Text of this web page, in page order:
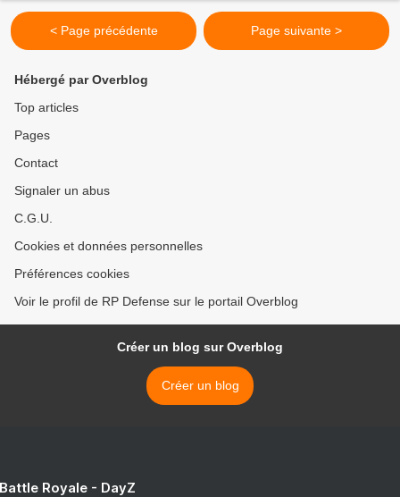
< Page précédente Page suivante >
Hébergé par Overblog
Top articles
Pages
Contact
Signaler un abus
C.G.U.
Cookies et données personnelles
Préférences cookies
Voir le profil de RP Defense sur le portail Overblog
Créer un blog sur Overblog
Créer un blog
Royale - DayZ